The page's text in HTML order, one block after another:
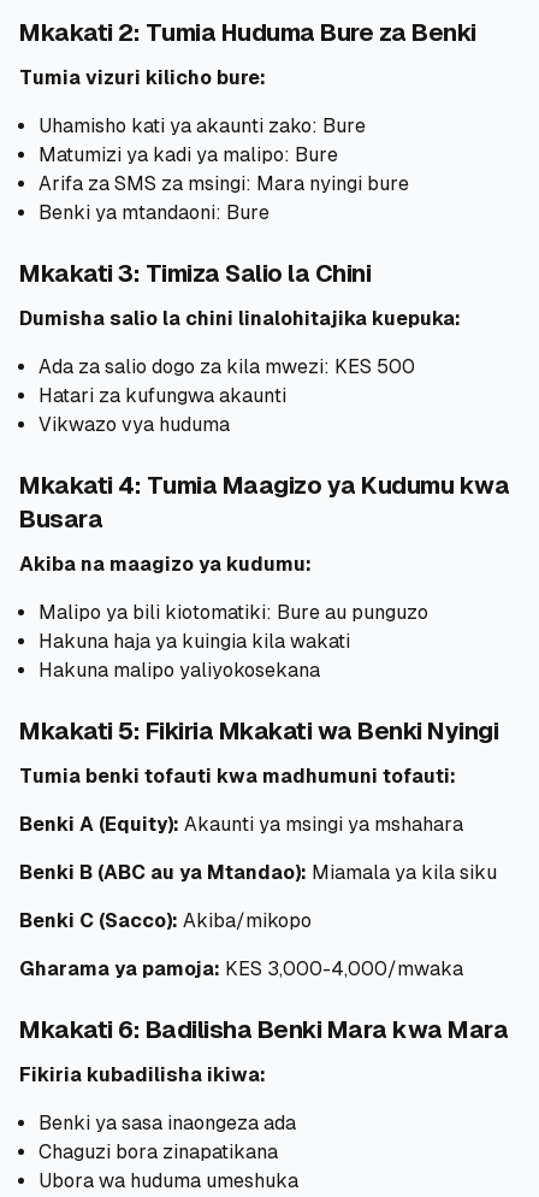
Mkakati 2: Tumia Huduma Bure za Benki
Tumia vizuri kilicho bure:
Uhamisho kati ya akaunti zako: Bure
Matumizi ya kadi ya malipo: Bure
Arifa za SMS za msingi: Mara nyingi bure
Benki ya mtandaoni: Bure
Mkakati 3: Timiza Salio la Chini
Dumisha salio la chini linalohitajika kuepuka:
Ada za salio dogo za kila mwezi: KES 500
Hatari za kufungwa akaunti
Vikwazo vya huduma
Mkakati 4: Tumia Maagizo ya Kudumu kwa
Busara
Akiba na maagizo ya kudumu:
Malipo ya bili kiotomatiki: Bure au punguzo
Hakuna haja ya kuingia kila wakati
Hakuna malipo yaliyokosekana
Mkakati 5: Fikiria Mkakati wa Benki Nyingi
Tumia benki tofauti kwa madhumuni tofauti:
Benki A (Equity): Akaunti ya msingi ya mshahara
Benki B (ABC au ya Mtandao): Miamala ya kila siku
Benki C (Sacco): Akiba/mikopo
Gharama ya pamoja: KES 3,000-4,000/mwaka
Mkakati 6: Badilisha Benki Mara kwa Mara
Fikiria kubadilisha ikiwa:
Benki ya sasa inaongeza ada
Chaguzi bora zinapatikana
Ubora wa huduma umeshuka